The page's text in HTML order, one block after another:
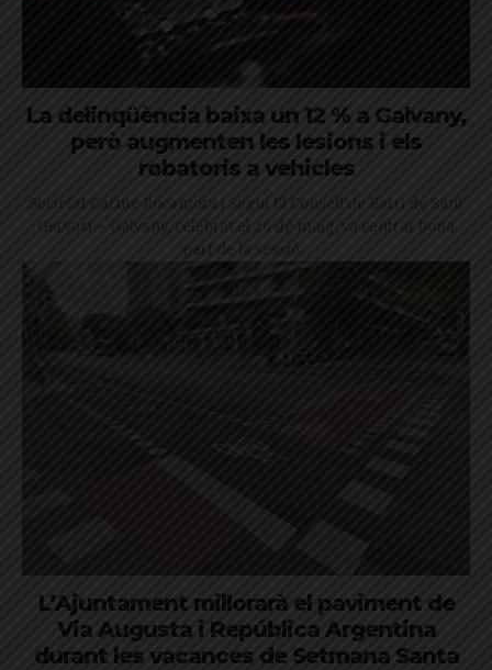
La delinqüència baixa un 12 % a Galvany,
però augmenten les lesions i els
robatoris a vehicles
Societat Carme Rocamora i Seguí El Consell de Barri de Sant
Gervasi – Galvany, celebrat el 26 de maig, va centrar bona
part de la sessió...
L’Ajuntament millorarà el paviment de
Via Augusta i República Argentina
durant les vacances de Setmana Santa